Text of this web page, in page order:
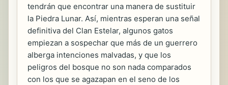
tendrán que encontrar una manera de sustituir
la Piedra Lunar. Así, mientras esperan una señal
definitiva del Clan Estelar, algunos gatos
empiezan a sospechar que más de un guerrero
alberga intenciones malvadas, y que los
peligros del bosque no son nada comparados
con los que se agazapan en el seno de los